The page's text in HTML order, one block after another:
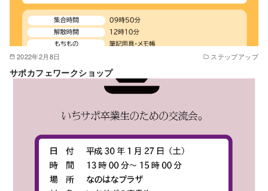
2022年2月8日 ステップアップ
サポカフェワークショップ